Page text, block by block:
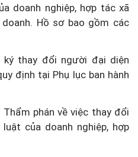
doanh nghiệp, hợp tác xã
Hồ sơ bao gồm các
ký thay đổi người đại diện
định tại Phụ lục ban hành
phán về việc thay đổi
của doanh nghiệp, hợp